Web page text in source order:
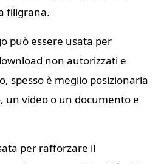
filigrana.
può essere usata per
non autorizzati e
spesso è meglio posizionarla
un video o un documento e
per rafforzare il